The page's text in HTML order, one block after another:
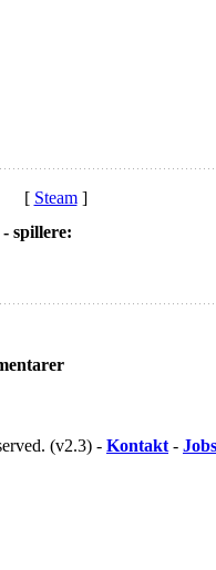
[ Steam]
spillere:
(v2.3) - Kontakt - Jobs